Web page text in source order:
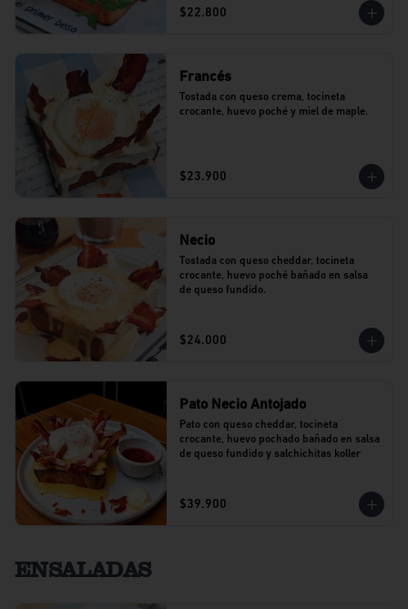
$22.800
Francés
Tostada con queso crema, tocineta
crocante, huevo poché y miel de maple.
$23.900
Necio
Tostada con queso cheddar, tocineta
crocante, huevo poché bañado en salsa
de queso fundido.
$24.000
Pato Necio Antojado
Pato con queso cheddar, tocineta
crocante, huevo pochado bañado en salsa
de queso fundido y salchichitas koller
$39.900
ENSALADAS